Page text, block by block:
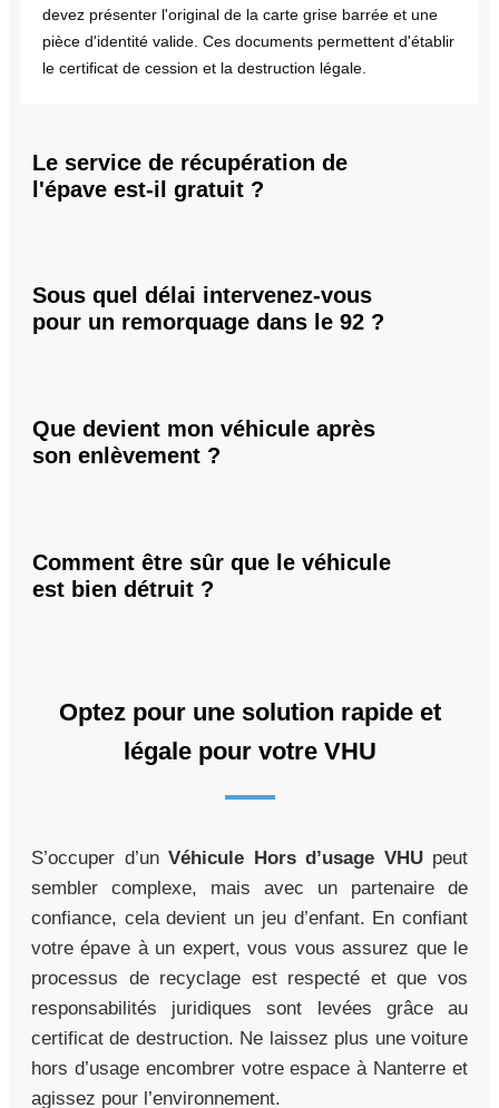
devez présenter l'original de la carte grise barrée et une
pièce d'identité valide. Ces documents permettent d'établir
le certificat de cession et la destruction légale.
Le service de récupération de
l'épave est-il gratuit ?
Sous quel délai intervenez-vous
pour un remorquage dans le 92 ?
Que devient mon véhicule après
son enlèvement ?
Comment être sûr que le véhicule
est bien détruit ?
Optez pour une solution rapide et
légale pour votre VHU
S’occuper d’un Véhicule Hors d’usage VHUpeut
sembler complexe, mais avec un partenaire de
confiance, cela devient un jeu d’enfant. En confiant
votre épave à un expert, vous vous assurez que le
processus de recyclage est respecté et que vos
responsabilités juridiques sont levées grâce au
certificat de destruction. Ne laissez plus une voiture
hors d’usage encombrer votre espace à Nanterre et
agissez pour l’environnement.